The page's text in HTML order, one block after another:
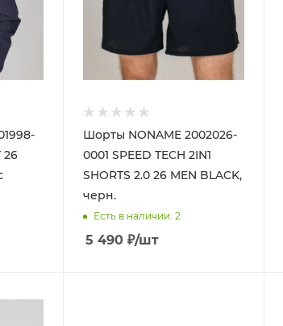
26
Шорты NONAME 2002026-
0001 SPEED TECH 2IN1
SHORTS 2.0 26 MEN BLACK,
черн.
Есть в наличии: 2
5 490 ₽/шт